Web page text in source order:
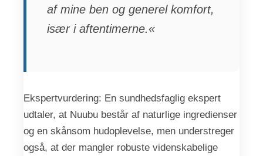
af mine ben og generel komfort,
især i aftentimerne.«
Ekspertvurdering: En sundhedsfaglig ekspert
udtaler, at Nuubu består af naturlige ingredienser
og en skånsom hudoplevelse, men understreger
også, at der mangler robuste videnskabelige